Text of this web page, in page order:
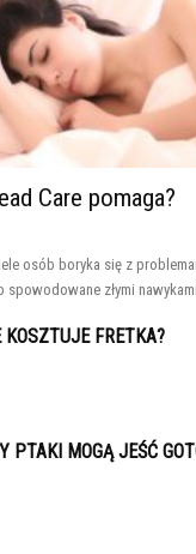
Care pomaga?
osób boryka się z
spowodowane złymi
KOSZTUJE FRETKA?
PTAKI MOGĄ JEŚĆ